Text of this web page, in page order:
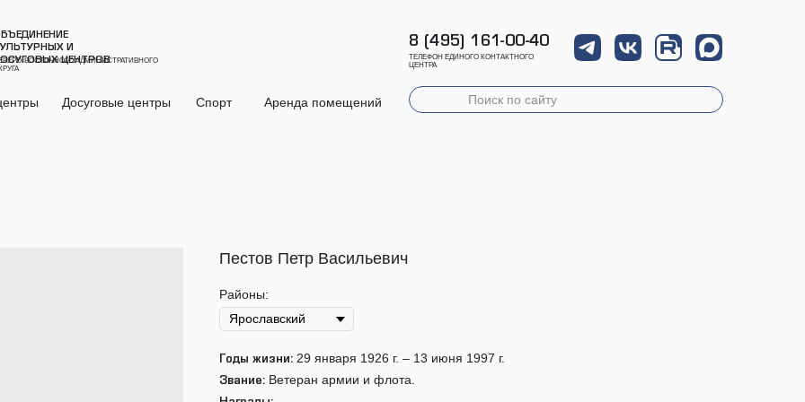
И
ЦЕНТРОВ
ВОСТОЧНОГО АДМИНИСТРАТИВНОГО
8 (495) 161-00-40
ТЕЛЕФОН ЕДИНОГО КОНТАКТНОГО
ЦЕНТРА
Спорт Аренда помещений
Досуговые центры
Пестов Петр Васильевич
Районы:
Годы жизни: 29 января 1926 г. – 13 июня 1997 г.
Звание: Ветеран армии и флота.